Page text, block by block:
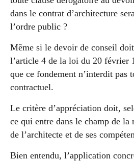
dans le contrat d’architecture
l’ordre public ?
Même si le devoir de conseil
l’article 4 de la loi du 20 février
que ce fondement n’interdit pas
contractuel.
Le critère d’appréciation doit,
ce qui entre dans le champ de la
de l’architecte et de ses
Bien entendu, l’application